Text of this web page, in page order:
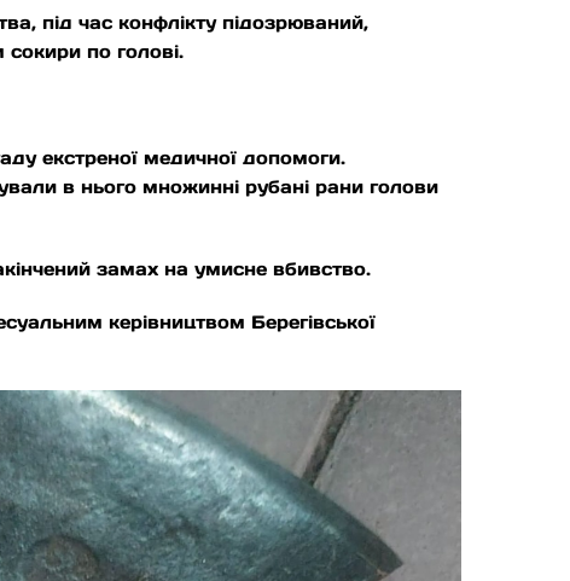
під час конфлікту підозрюваний,
сокири по голові.
екстреної медичної допомоги.
в нього множинні рубані рани голови
замах на умисне вбивство.
керівництвом Берегівської